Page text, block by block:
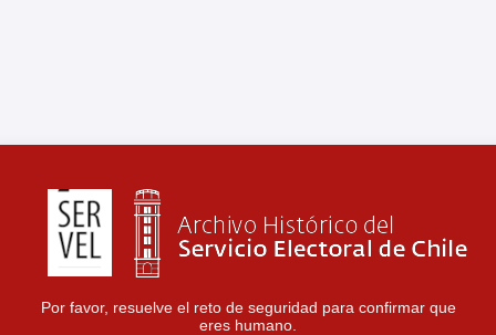
Por favor, resuelve el reto de seguridad para confirmar que
eres humano.